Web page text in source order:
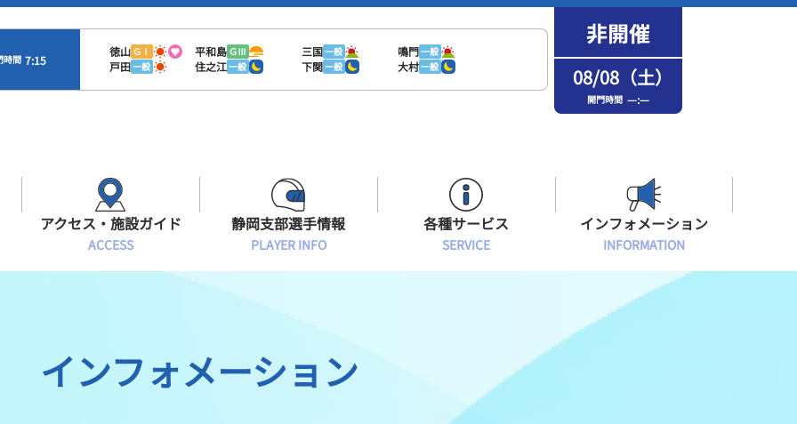
時間 7:15
徳山 ＧⅠ 平和島 ＧⅢ 三国一般 鳴門一般
戸田一般 住之江一般 下関一般 大村一般 08/08（土）
開門時間 —:—
出目データ
アクセス・施設ガイド
ACCESS
有料席情報
場内フリーWi-Fiご案内
ボートレース浜名湖の楽しみ方
オラレ浜松
静岡支部選手情報
PLAYER INFO
選手募集
レーサーズファイル
各種サービス
SERVICE
メンバーズルーム会員
選手応援横断幕について
インフォメーション
INFORMATION
インフォメーション
インフォメーション